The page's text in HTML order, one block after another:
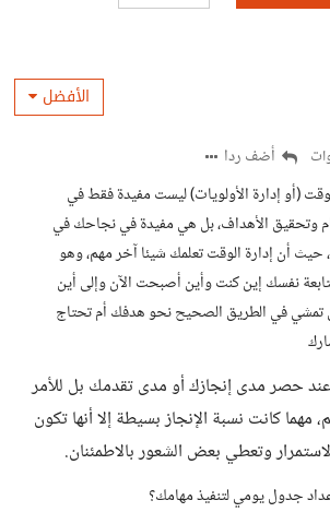
الأفضل
أضف ردا
(أو إدارة الأولويات) ليست مفيدة فقط في
وتحقيق الأهداف، بل هي مفيدة في نجاحك في
حيث أن إدارة الوقت تعلمك شيئا آخر مهم، وهو
متابعة نفسك إين كنت وأين أصبحت الآن وإلى أين
تمشي في الطريق الصحيح نحو هدفك أم تحتاج
عند حصر مدى إنجازك أو مدى تقدمك بل للأمر
كانت نسبة الإنجاز بسيطة إلا أنها تكون
وتعطي بعض الشعور بالاطمئنان.
جدول يومي لتنفيذ مهامك؟